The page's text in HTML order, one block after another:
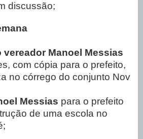
discussão;
vereador Manoel Messias
com cópia para o prefeito,
no córrego do conjunto Nov
Messias para o prefeito
de uma escola no